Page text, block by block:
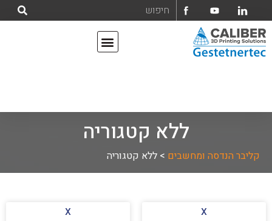
ללא קטגוריה
קליבר הנדסה ומחשבים > ללא קטגוריה
x
x